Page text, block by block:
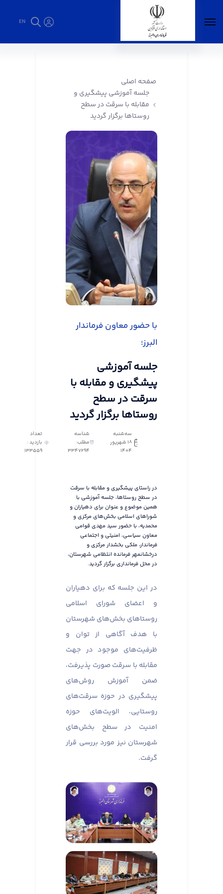
EN
صفحه اصلی
جلسه آموزشی پیشگیری و
مقابله با سرقت در سطح
روستاها برگزار گردید
با حضور معاون فرماندار
البرز؛
جلسه آموزشی
پیشگیری و مقابله با
سرقت در سطح
روستاها برگزار گردید
سه‌شنبه
18 شهریور
1404
شناسه
مطلب:
3347294
تعداد
بازدید :
133559
در راستای پیشگیری و مقابله با سرقت
در سطح روستاها، جلسه آموزشی با
همین موضوع و عنوان برای دهیاران و
شوراهای اسلامی بخش‌های مرکزی و
محمدیه، با حضور سید مهدی قوامی
معاون سیاسی، امنیتی و اجتماعی
فرماندار، ملکی بخشدار مرکزی و
درخشانمهر فرمانده انتظامی شهرستان،
در محل فرمانداری برگزار گردید.
در این جلسه که برای دهیاران
و اعضای شورای اسلامی
روستاهای بخش‌های شهرستان
با هدف آگاهی از توان و
ظرفیت‌های موجود در جهت
مقابله با سرقت صورت پذیرفت،
ضمن آموزش روش‌های
پیشگیری در حوزه سرقت‌های
روستایی، الویت‌های حوزه
امنیت در سطح بخش‌های
شهرستان نیز مورد بررسی قرار
گرفت.